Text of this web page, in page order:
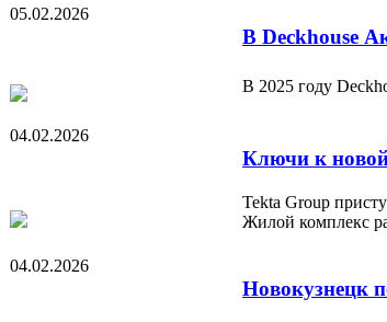
05.02.2026
В Deckhouse
В 2025 году
04.02.2026
Ключи к новой
Tekta Group
Жилой комплекс
04.02.2026
Новокузнецк